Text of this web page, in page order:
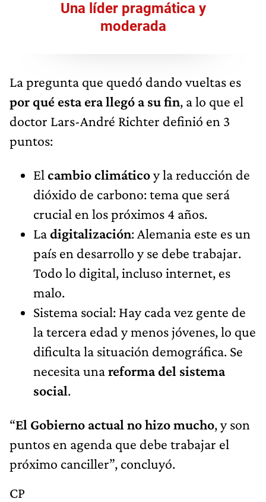
Una líder pragmática y
moderada
La pregunta que quedó dando vueltas es
por qué esta era llegó a su fin, a lo que el
doctor Lars-André Richter definió en 3
puntos:
El cambio climáticoy la reducción de
dióxido de carbono: tema que será
crucial en los próximos 4 años.
Ladigitalización: Alemania este es un
país en desarrollo y se debe trabajar.
Todo lo digital, incluso internet, es
malo.
Sistema social: Hay cada vez gente de
la tercera edad y menos jóvenes, lo que
dificulta la situación demográfica. Se
necesita unareforma del sistema
social.
“El Gobierno actual no hizo mucho, y son
puntos en agenda que debe trabajar el
próximo canciller”, concluyó.
CP